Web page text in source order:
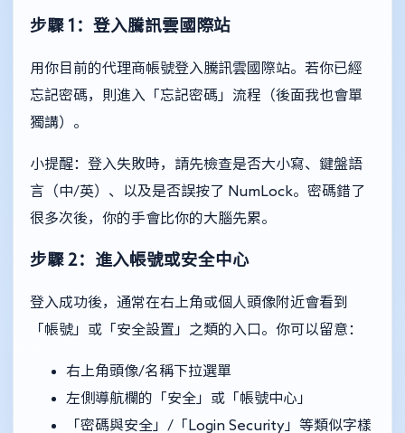
步驟 1：登入騰訊雲國際站
用你目前的代理商帳號登入騰訊雲國際站。若你已經
忘記密碼，則進入「忘記密碼」流程（後面我也會單
獨講）。
小提醒：登入失敗時，請先檢查是否大小寫、鍵盤語
言（中/英）、以及是否誤按了 NumLock。密碼錯了
很多次後，你的手會比你的大腦先累。
步驟 2：進入帳號或安全中心
登入成功後，通常在右上角或個人頭像附近會看到
「帳號」或「安全設置」之類的入口。你可以留意：
右上角頭像/名稱下拉選單
左側導航欄的「安全」或「帳號中心」
「密碼與安全」/「Login Security」等類似字樣